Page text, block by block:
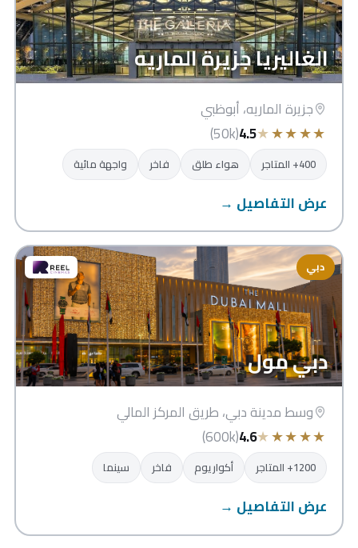
الغاليريا جزيرة الماريه
جزيرة الماريه، أبوظبي
★
★
★
★
★
4.5
(50k)
400+ المتاجر هواء طلق فاخر واجهة مائية
عرض التفاصيل →
دبي
دبي مول
وسط مدينة دبي، طريق المركز المالي
★
★
★
★
★
4.6
(600k)
1200+ المتاجر أكواريوم فاخر سينما
عرض التفاصيل →